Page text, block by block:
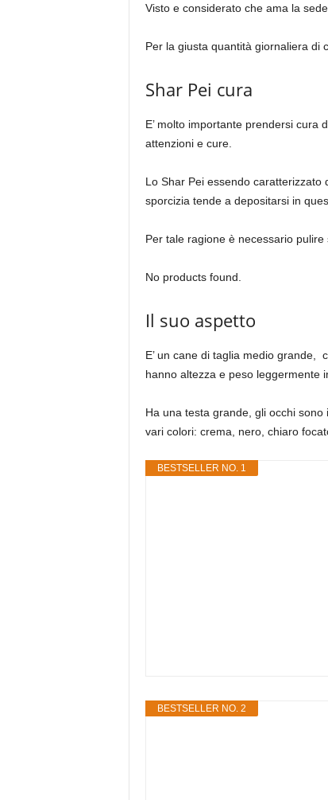
Visto e considerato che ama la
Per la giusta quantità giornaliera di
Shar Pei cura
E’ molto importante prendersi
attenzioni e cure.
Lo Shar Pei essendo
sporcizia tende a depositarsi in
Per tale ragione è necessario
No products found.
Il suo aspetto
E’ un cane di taglia medio grande,
hanno altezza e peso leggermente
Ha una testa grande, gli occhi
vari colori: crema, nero, chiaro
BESTSELLER NO. 1
BESTSELLER NO. 2